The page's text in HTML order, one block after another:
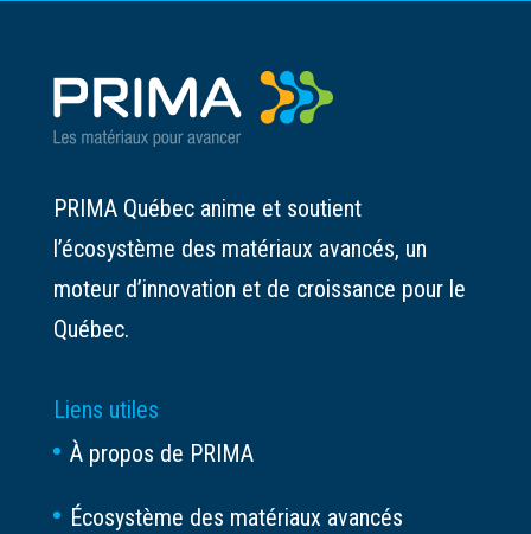
PRIMA Québec anime et soutient
l’écosystème des matériaux avancés, un
moteur d’innovation et de croissance pour le
Québec.
Liens utiles
À propos de PRIMA
Écosystème des matériaux avancés